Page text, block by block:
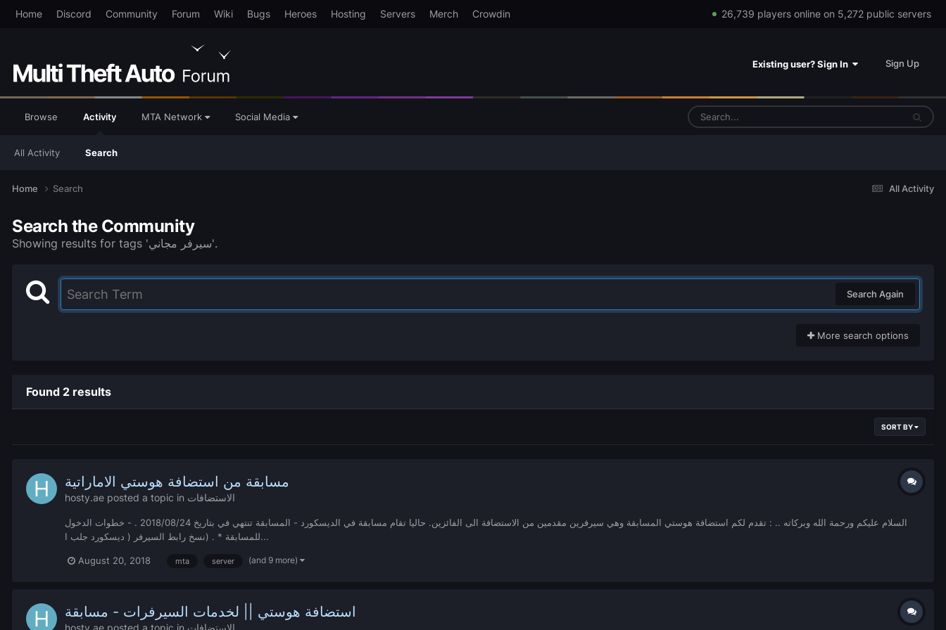
Home Discord Community Forum Wiki Bugs Heroes Hosting Servers Merch Crowdin 26,739 players online on 5,272 public servers
Existing user? Sign In Sign Up
Browse Activity
All Activity Search
MTA Network Social Media
All Activity
Home Search
Search the Community
Showing results for tags 'سيرفر مجاني'.
Search Again
More search options
Found 2 results
SORT BY
مسابقة من استضافة هوستي الاماراتية
hosty.ae posted a topic in الاستضافات
السلام عليكم ورحمة الله وبركاته .. : تقدم لكم استضافة هوستي المسابقة وهي سيرفرين مقدمين من الاستضافة الى الفائزين. حاليا تقام مسابقة في الديسكورد - المسابقة تنتهي في بتاريخ 2018/08/24 . - خطوات الدخول
للمسابقة * . (نسخ رابط السيرفر ( ديسكورد جلب ا...
August 20, 2018 mta server (and 9 more)
استضافة هوستي || لخدمات السيرفرات - مسابقة
hosty.ae posted a topic in الاستضافات